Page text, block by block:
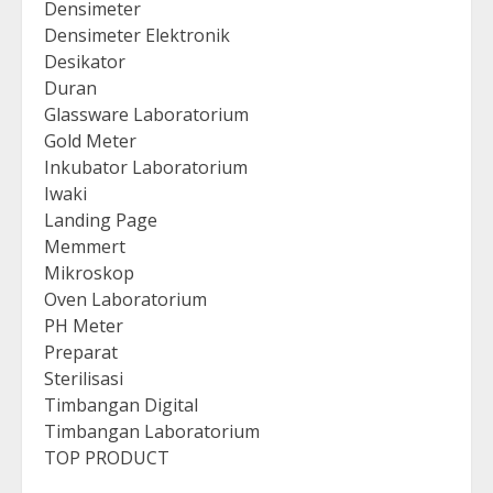
Densimeter
Densimeter Elektronik
Desikator
Duran
Glassware Laboratorium
Gold Meter
Inkubator Laboratorium
Iwaki
Landing Page
Memmert
Mikroskop
Oven Laboratorium
PH Meter
Preparat
Sterilisasi
Timbangan Digital
Timbangan Laboratorium
TOP PRODUCT